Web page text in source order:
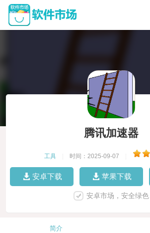
腾讯加速器
工具 时间：2025-09-07
安卓下载 苹果下载
安卓市场，安全绿色
简介